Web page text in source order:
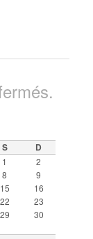
S D
1
2
8
9
15
16
22
23
29
30